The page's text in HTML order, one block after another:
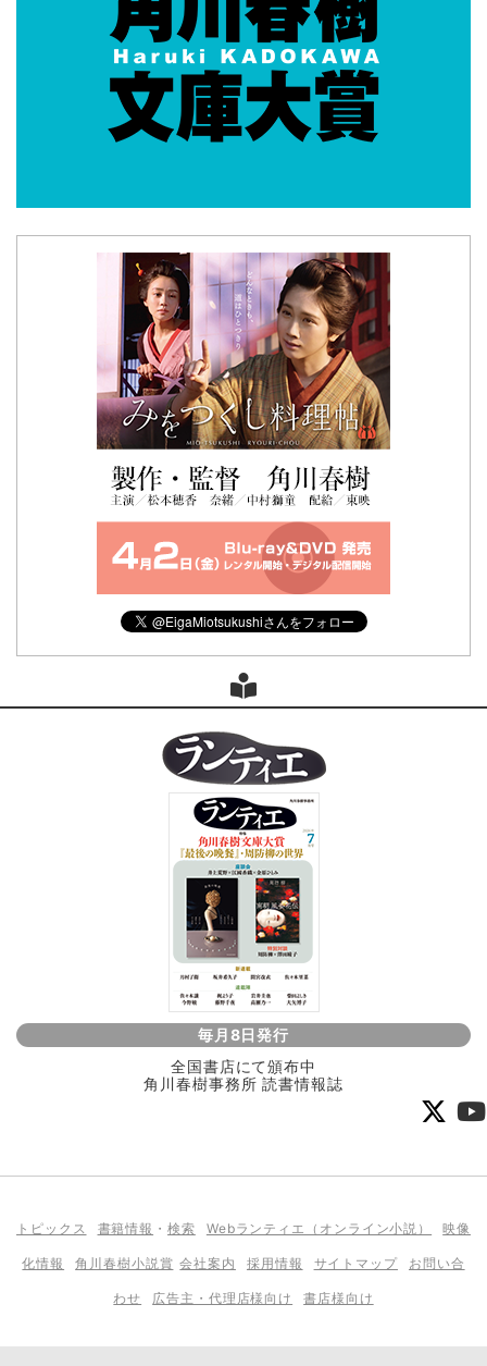
毎月8日発行
全国書店にて頒布中
角川春樹事務所 読書情報誌
トピックス 書籍情報 ・検索 Webランティエ（オンライン小説） 映像
化情報 角川春樹小説賞 会社案内 採用情報 サイトマップ お問い合
わせ 広告主・代理店様向け 書店様向け